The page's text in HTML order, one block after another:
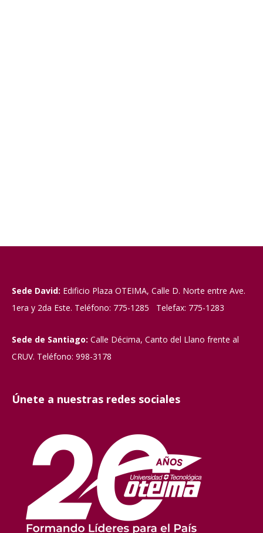
Sede David: Edificio Plaza OTEIMA, Calle D. Norte entre Ave.
1era y 2da Este. Teléfono: 775-1285 Telefax: 775-1283
Sede de Santiago: Calle Décima, Canto del Llano frente al
CRUV. Teléfono: 998-3178
Únete a nuestras redes sociales